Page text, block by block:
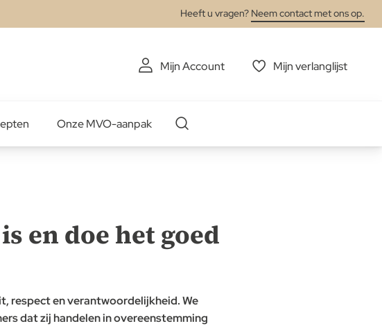
Heeft u vragen? Neem contact met ons op.
Mijn Account Mijn verlanglijst
Onze MVO-aanpak
en doe het goed
respect en verantwoordelijkheid. We
dat zij handelen in overeenstemming